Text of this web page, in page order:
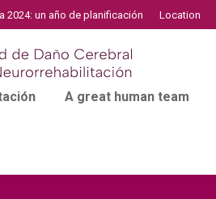
2024: un año de planificación Location
A great human team